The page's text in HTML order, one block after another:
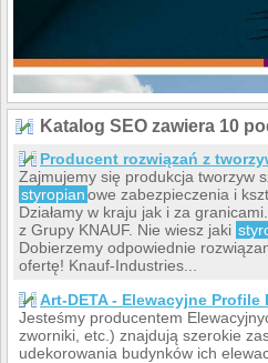
Katalog SEO zawiera 10
Producent rozwiązań z
Zajmujemy się produkcja tworzyw
styropianowe zabezpieczenia i
Działamy w kraju jak i za
z Grupy KNAUF. Nie wiesz jaki
Dobierzemy odpowiednie
ofertę! Knauf-Industries...
Art-DETA - Elewacyjne Profile
Jesteśmy producentem
zworniki, etc.) znajdują szerokie
udekorowania budynków ich